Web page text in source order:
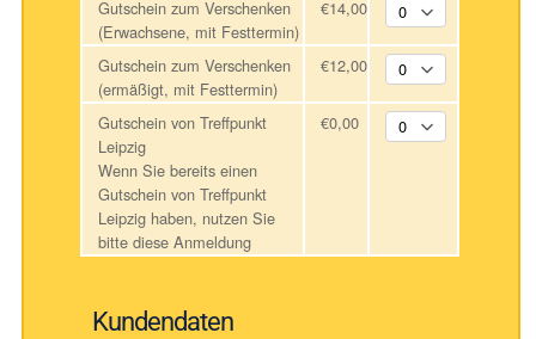
Gutschein zum Verschenken
(Erwachsene, mit Festtermin)
€14,00
Gutschein zum Verschenken
(ermäßigt, mit Festtermin)
€12,00
Gutschein von Treffpunkt
Leipzig
Wenn Sie bereits einen
Gutschein von Treffpunkt
Leipzig haben, nutzen Sie
bitte diese Anmeldung
€0,00
Kundendaten